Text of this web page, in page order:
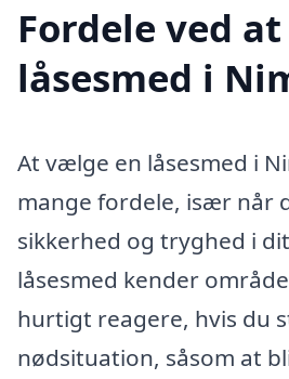
Fordele ved
låsesmed i
At vælge en låsesmed i
mange fordele, især når
sikkerhed og tryghed i
låsesmed kender
hurtigt reagere, hvis du
nødsituation, såsom at